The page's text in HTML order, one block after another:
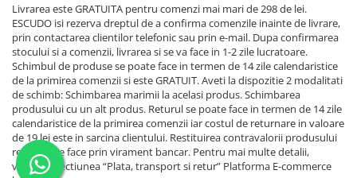
Livrarea este GRATUITA pentru comenzi mai mari de 298 de lei.
ESCUDO isi rezerva dreptul de a confirma comenzile inainte de livrare,
prin contactarea clientilor telefonic sau prin e-mail. Dupa confirmarea
stocului si a comenzii, livrarea si se va face in 1-2 zile lucratoare.
Schimbul de produse se poate face in termen de 14 zile calendaristice
de la primirea comenzii si este GRATUIT. Aveti la dispozitie 2 modalitati
de schimb: Schimbarea marimii la acelasi produs. Schimbarea
produsului cu un alt produs. Returul se poate face in termen de 14 zile
calendaristice de la primirea comenzii iar costul de returnare in valoare
de 19 lei este in sarcina clientului. Restituirea contravalorii produsului
returnat se face prin virament bancar. Pentru mai multe detalii,
verificati sectiunea “Plata, transport si retur” Platforma E-commerce